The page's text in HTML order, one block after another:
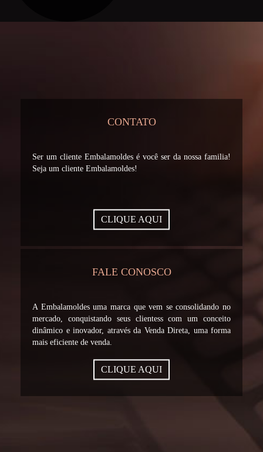
CONTATO
Ser um cliente Embalamoldes é você ser da nossa familia!
Seja um cliente Embalamoldes!
CLIQUE AQUI
FALE CONOSCO
A Embalamoldes uma marca que vem se consolidando no
mercado, conquistando seus clientess com um conceito
dinâmico e inovador, através da Venda Direta, uma forma
mais eficiente de venda.
CLIQUE AQUI